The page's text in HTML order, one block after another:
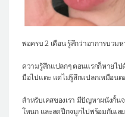
พอครบ 2 เดือน รู้สึกว่าอาการบวม
ความรู้สึกแปลกๆ ตอนแรกก็หายไ
มือไปแตะ แต่ไม่รู้สึกแปลกเหมือนต
สำหรับเคสของเรา มีปัญหาผนังกั้
โหนก และลดปีกจมูกไปพร้อมกันเลย